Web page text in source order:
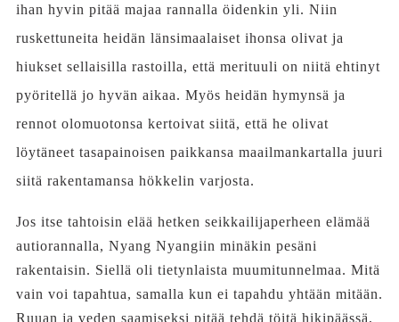
ihan hyvin pitää majaa rannalla öidenkin yli. Niin
ruskettuneita heidän länsimaalaiset ihonsa olivat ja
hiukset sellaisilla rastoilla, että merituuli on niitä ehtinyt
pyöritellä jo hyvän aikaa. Myös heidän hymynsä ja
rennot olomuotonsa kertoivat siitä, että he olivat
löytäneet tasapainoisen paikkansa maailmankartalla juuri
siitä rakentamansa hökkelin varjosta.
Jos itse tahtoisin elää hetken seikkailijaperheen elämää
autiorannalla, Nyang Nyangiin minäkin pesäni
rakentaisin. Siellä oli tietynlaista muumitunnelmaa. Mitä
vain voi tapahtua, samalla kun ei tapahdu yhtään mitään.
Ruuan ja veden saamiseksi pitää tehdä töitä hikipäässä,